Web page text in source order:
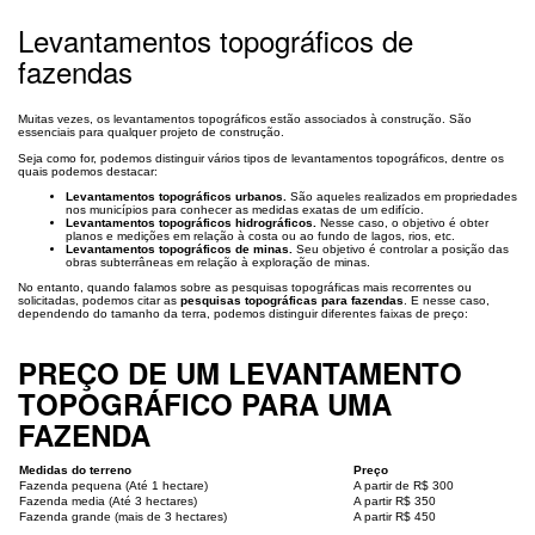
Levantamentos topográficos de
fazendas
Muitas vezes, os levantamentos topográficos estão associados à construção. São
essenciais para qualquer projeto de construção.
Seja como for, podemos distinguir vários tipos de levantamentos topográficos, dentre os
quais podemos destacar:
Levantamentos topográficos urbanos.
São aqueles realizados em propriedades
nos municípios para conhecer as medidas exatas de um edifício.
Levantamentos topográficos hidrográficos.
Nesse caso, o objetivo é obter
planos e medições em relação à costa ou ao fundo de lagos, rios, etc.
Levantamentos topográficos de minas.
Seu objetivo é controlar a posição das
obras subterrâneas em relação à exploração de minas.
No entanto, quando falamos sobre as pesquisas topográficas mais recorrentes ou
solicitadas, podemos citar as pesquisas topográficas para fazendas . E nesse caso,
dependendo do tamanho da terra, podemos distinguir diferentes faixas de preço:
PREÇO DE UM LEVANTAMENTO
TOPOGRÁFICO PARA UMA
FAZENDA
Medidas do terreno
Preço
Fazenda pequena (Até 1 hectare)
A partir de R$ 300
Fazenda media (Até 3 hectares)
A partir R$ 350
Fazenda grande (mais de 3 hectares)
A partir R$ 450